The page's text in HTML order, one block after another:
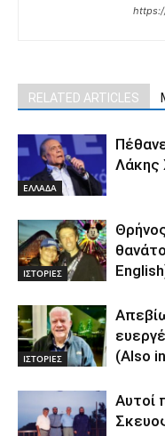
RELATED ARTICLES
ΕΛΛΑΔΑ
Λάκης
ΙΣΤΟΡΙΕΣ
ΙΣΤΟΡΙΕΣ
(Also
Αυτοί